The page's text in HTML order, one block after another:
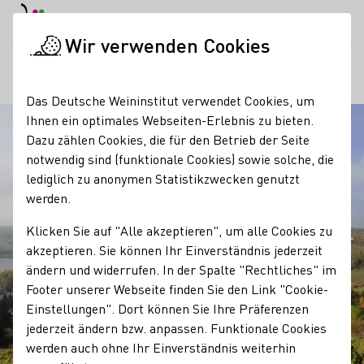
Wir verwenden Cookies
Das Deutsche Weininstitut verwendet Cookies, um
Ihnen ein optimales Webseiten-Erlebnis zu bieten.
Dazu zählen Cookies, die für den Betrieb der Seite
notwendig sind (funktionale Cookies) sowie solche, die
lediglich zu anonymen Statistikzwecken genutzt
werden.
Klicken Sie auf "Alle akzeptieren", um alle Cookies zu
akzeptieren. Sie können Ihr Einverständnis jederzeit
ändern und widerrufen. In der Spalte "Rechtliches" im
Footer unserer Webseite finden Sie den Link "Cookie-
Einstellungen". Dort können Sie Ihre Präferenzen
jederzeit ändern bzw. anpassen. Funktionale Cookies
werden auch ohne Ihr Einverständnis weiterhin